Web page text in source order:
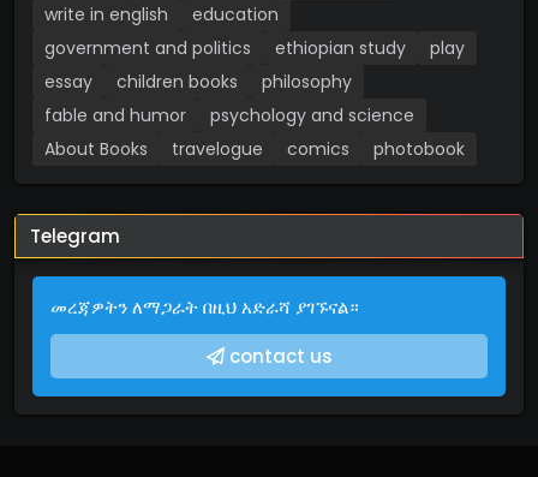
write in english
education
government and politics
ethiopian study
play
essay
children books
philosophy
fable and humor
psychology and science
About Books
travelogue comics photobook
Telegram
መረጃዎትን ለማጋራት በዚህ አድራሻ ያገኙናል።
contact us